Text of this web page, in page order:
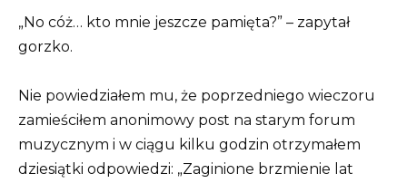
„No cóż… kto mnie jeszcze pamięta?” – zapytał
gorzko.
Nie powiedziałem mu, że poprzedniego wieczoru
zamieściłem anonimowy post na starym forum
muzycznym i w ciągu kilku godzin otrzymałem
dziesiątki odpowiedzi: „Zaginione brzmienie lat